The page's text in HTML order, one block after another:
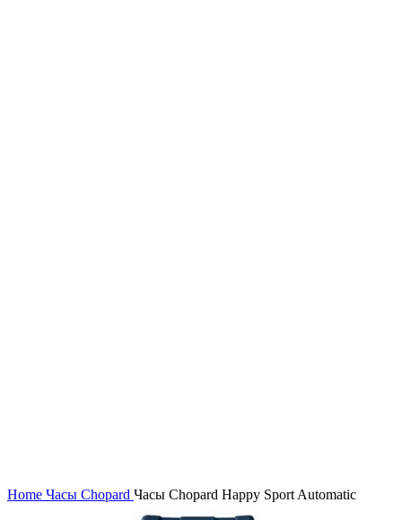
Home Часы Chopard Часы Chopard Happy Sport Automatic